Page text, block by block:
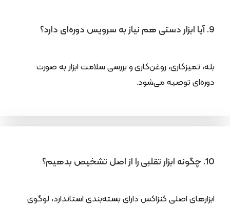
9. آیا ابزار دستی هم نیاز به سرویس دوره‌ای دارد؟
بله، تمیزکاری، روغن‌کاری و بررسی سلامت ابزار به صورت
دوره‌ای توصیه می‌شود.
10. چگونه ابزار تقلبی را از اصل تشخیص بدهیم؟
ابزارهای اصلی کنزاکس دارای بسته‌بندی استاندارد، لوگوی